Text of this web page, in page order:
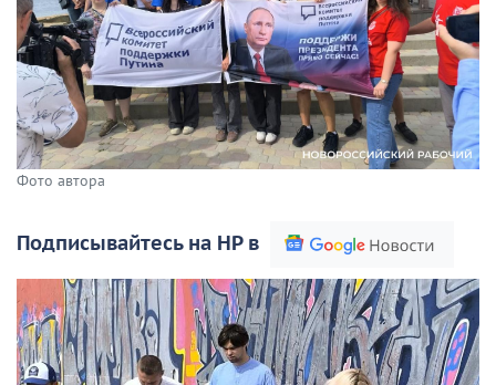
Фото автора
Подписывайтесь на НР в